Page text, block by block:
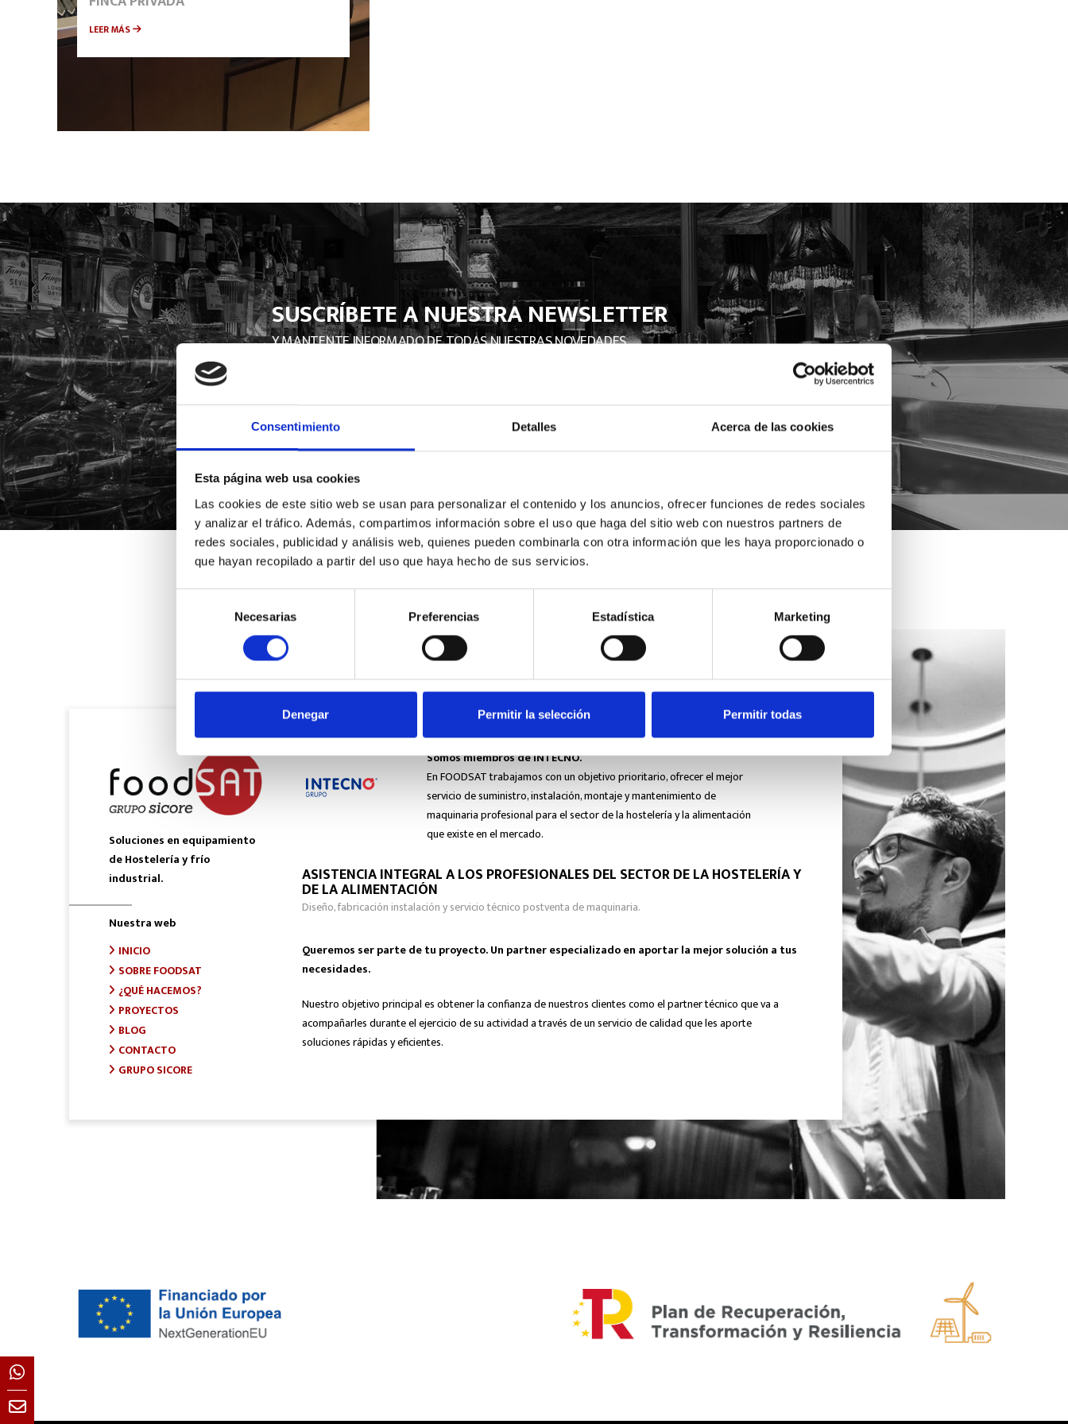
Consentimiento Detalles Acerca de las cookies
Esta página web usa cookies
Las cookies de este sitio web se usan para personalizar el contenido y los anuncios, ofrecer funciones de redes sociales
y analizar el tráfico. Además, compartimos información sobre el uso que haga del sitio web con nuestros partners de
redes sociales, publicidad y análisis web, quienes pueden combinarla con otra información que les haya proporcionado o
que hayan recopilado a partir del uso que haya hecho de sus servicios.
consentimiento
Necesarias Preferencias Estadística Marketing
Denegar Permitir la selección Permitir todas
LEER MÁS
SUSCRÍBETE A NUESTRA NEWSLETTER
Y MANTENTE INFORMADO DE TODAS NUESTRAS NOVEDADES
*Suscribiéndote aceptas nuestra política de privacidad
Soluciones en equipamiento
de Hostelería y frío
industrial.
Nuestra web
INICIO
SOBRE FOODSAT
¿QUÉ HACEMOS?
PROYECTOS
BLOG
CONTACTO
GRUPO SICORE
Somos miembros de INTECNO.
En FOODSAT trabajamos con un objetivo prioritario, ofrecer el mejor
servicio de suministro, instalación, montaje y mantenimiento de
maquinaria profesional para el sector de la hostelería y la alimentación
que existe en el mercado.
ASISTENCIA INTEGRAL A LOS PROFESIONALES DEL SECTOR DE LA HOSTELERÍA Y
DE LA ALIMENTACIÓN
Diseño, fabricación instalación y servicio técnico postventa de maquinaria.
Queremos ser parte de tu proyecto. Un partner especializado en aportar la mejor solución a tus
necesidades.
Nuestro objetivo principal es obtener la confianza de nuestros clientes como el partner técnico que va a
acompañarles durante el ejercicio de su actividad a través de un servicio de calidad que les aporte
soluciones rápidas y eficientes.